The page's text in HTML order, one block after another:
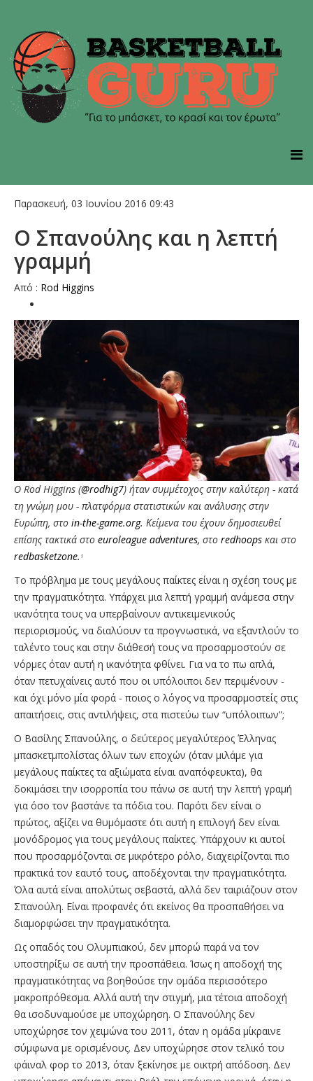
Παρασκευή, 03 Ιουνίου 2016 09:43
Ο Σπανούλης και η λεπτή
γραμμή
Aπό : Rod Higgins
O Rod Higgins (@rodhig7) ήταν συμμέτοχος στην καλύτερη - κατά
τη γνώμη μου - πλατφόρμα στατιστικών και ανάλυσης στην
Ευρώπη, στο in-the-game.org. Κείμενα του έχουν δημοσιευθεί
επίσης τακτικά στο euroleague adventures, στο redhoops και στο
redbasketzone. 1
Το πρόβλημα με τους μεγάλους παίκτες είναι η σχέση τους με
την πραγματικότητα. Υπάρχει μια λεπτή γραμμή ανάμεσα στην
ικανότητα τους να υπερβαίνουν αντικειμενικούς
περιορισμούς, να διαλύουν τα προγνωστικά, να εξαντλούν το
ταλέντο τους και στην διάθεσή τους να προσαρμοστούν σε
νόρμες όταν αυτή η ικανότητα φθίνει. Για να το πω απλά,
όταν πετυχαίνεις αυτό που οι υπόλοιποι δεν περιμένουν -
και όχι μόνο μία φορά - ποιος ο λόγος να προσαρμοστείς στις
απαιτήσεις, στις αντιλήψεις, στα πιστεύω των “υπόλοιπων”;
Ο Βασίλης Σπανούλης, ο δεύτερος μεγαλύτερος Έλληνας
μπασκετμπολίστας όλων των εποχών (όταν μιλάμε για
μεγάλους παίκτες τα αξιώματα είναι αναπόφευκτα), θα
δοκιμάσει την ισορροπία του πάνω σε αυτή την λεπτή γραμή
για όσο τον βαστάνε τα πόδια του. Παρότι δεν είναι ο
πρώτος, αξίζει να θυμόμαστε ότι αυτή η επιλογή δεν είναι
μονόδρομος για τους μεγάλους παίκτες. Υπάρχουν κι αυτοί
που προσαρμόζονται σε μικρότερο ρόλο, διαχειρίζονται πιο
πρακτικά τον εαυτό τους, αποδέχονται την πραγματικότητα.
Όλα αυτά είναι απολύτως σεβαστά, αλλά δεν ταιριάζουν στον
Σπανούλη. Είναι προφανές ότι εκείνος θα προσπαθήσει να
διαμορφώσει την πραγματικότητα.
Ως οπαδός του Ολυμπιακού, δεν μπορώ παρά να τον
υποστηρίξω σε αυτή την προσπάθεια. Ίσως η αποδοχή της
πραγματικότητας να βοηθούσε την ομάδα περισσότερο
μακροπρόθεσμα. Αλλά αυτή την στιγμή, μια τέτοια αποδοχή
θα ισοδυναμούσε με υποχώρηση. Ο Σπανούλης δεν
υποχώρησε τον χειμώνα του 2011, όταν η ομάδα μίκραινε
σύμφωνα με ορισμένους. Δεν υποχώρησε στον τελικό του
φάιναλ φορ το 2013, όταν ξεκίνησε με οικτρή απόδοση. Δεν